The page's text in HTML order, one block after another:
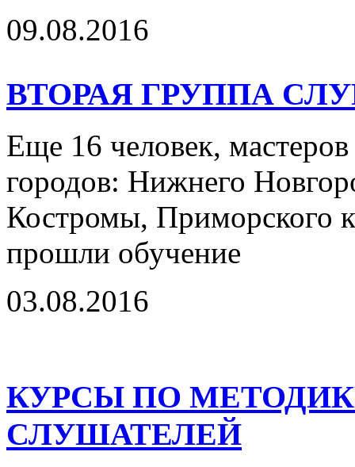
09.08.2016
ВТОРАЯ ГРУППА
Еще 16 человек,
городов: Нижнего
Костромы, Приморского
прошли обучение
03.08.2016
КУРСЫ ПО
СЛУШАТЕЛЕЙ